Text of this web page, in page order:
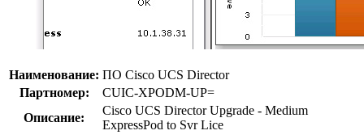
Наименование: ПО Cisco UCS Director
Партномер:
CUIC-XPODM-UP=
Описание:
Cisco UCS Director Upgrade - Medium
ExpressPod to Svr Lice